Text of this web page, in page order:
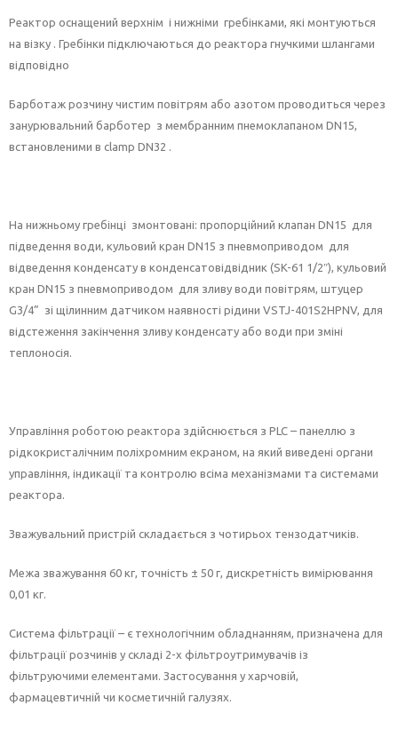
Реактор оснащений верхнім і нижніми гребінками, які монтуються
на візку . Гребінки підключаються до реактора гнучкими шлангами
відповідно
Барботаж розчину чистим повітрям або азотом проводиться через
занурювальний барботер з мембранним пнемоклапаном DN15,
встановленими в clamp DN32 .
На нижньому гребінці змонтовані: пропорційний клапан DN15 для
підведення води, кульовий кран DN15 з пневмоприводом для
відведення конденсату в конденсатовідвідник (SK-61 1/2″), кульовий
кран DN15 з пневмоприводом для зливу води повітрям, штуцер
G3/4” зі щілинним датчиком наявності рідини VSTJ-401S2HPNV, для
відстеження закінчення зливу конденсату або води при зміні
теплоносія.
Управління роботою реактора здійснюється з PLC – панеллю з
рідкокристалічним поліхромним екраном, на який виведені органи
управління, індикації та контролю всіма механізмами та системами
реактора.
Зважувальний пристрій складається з чотирьох тензодатчиків.
Межа зважування 60 кг, точність ± 50 г, дискретність вимірювання
0,01 кг.
Система фільтрації – є технологічним обладнанням, призначена для
фільтрації розчинів у складі 2-х фільтроутримувачів із
фільтруючими елементами. Застосування у харчовій,
фармацевтичній чи косметичній галузях.